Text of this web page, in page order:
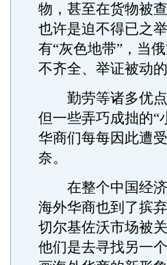
物，甚至在货物被
也许是迫不得已之
有“灰色地带”，当
不齐全、举证被动
勤劳等诸多优点
但一些弄巧成拙的“
华商们每每因此遭
奈。
在整个中国经济
海外华商也到了摈
切尔基佐沃市场被
他们是去寻找另一